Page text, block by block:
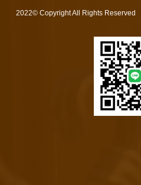
2022© Copyright All Rights Reserved